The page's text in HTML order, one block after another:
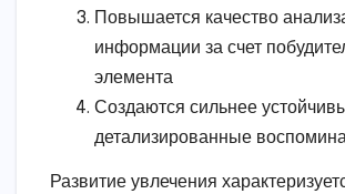
Повышается качество
информации за счет
элемента
Создаются сильнее
детализированные
Развитие увлечения